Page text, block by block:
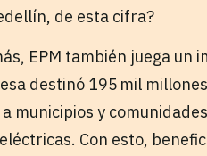
de esta cifra?
EPM también juega
destinó 195 mil
municipios y
Con esto,